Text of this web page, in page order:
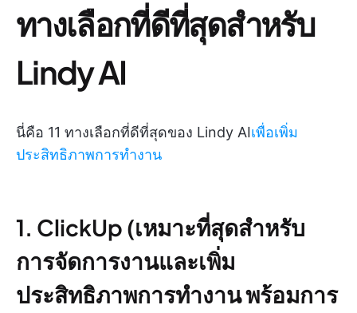
ทางเลือกที่ดีที่สุดสำหรับ
Lindy AI
นี่คือ 11 ทางเลือกที่ดีที่สุดของ Lindy AIเพื่อเพิ่ม
ประสิทธิภาพการทำงาน
1. ClickUp (เหมาะที่สุดสำหรับ
การจัดการงานและเพิ่ม
ประสิทธิภาพการทำงาน พร้อมการ